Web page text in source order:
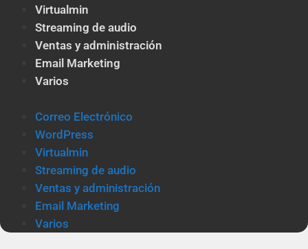
Virtualmin
Streaming de audio
Ventas y administración
Email Marketing
Varios
Correo Electrónico
WordPress
Virtualmin
Streaming de audio
Ventas y administración
Email Marketing
Varios